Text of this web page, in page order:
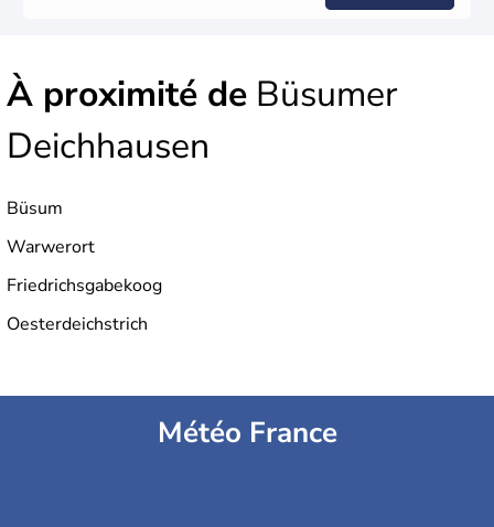
À proximité de Büsumer
Deichhausen
Büsum
Warwerort
Friedrichsgabekoog
Oesterdeichstrich
Météo France